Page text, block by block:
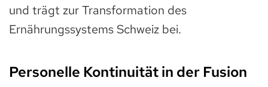
und trägt zur Transformation des
Ernährungssystems Schweiz bei.
Personelle Kontinuität in der Fusion